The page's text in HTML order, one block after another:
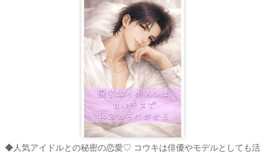
◆人気アイドルとの秘密の恋愛♡ コウキは俳優やモデルとしても活